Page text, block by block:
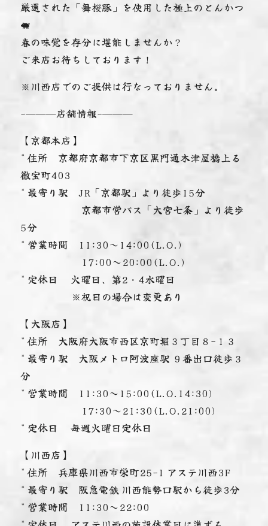
厳選された「舞桜豚」を使用した極上のとんかつ
🐖
春の味覚を存分に堪能しませんか？
ご来店お待ちしております！
※川西店でのご提供は行なっておりません。
-———店舗情報-———
【京都本店】
* 住所 京都府京都市下京区黒門通木津屋橋上る
徹宝町403
* 最寄り駅 JR「京都駅」より徒歩15分
京都市営バス「大宮七条」より徒歩
5分
* 営業時間 11:30～14:00(L.O.)
17:00～20:00(L.O.)
* 定休日 火曜日、第2・4水曜日
※祝日の場合は変更あり
【大阪店】
* 住所 大阪府大阪市西区京町堀３丁目８−１３
* 最寄り駅 大阪メトロ阿波座駅 ９番出口徒歩３
分
* 営業時間 11:30～15:00(L.O.14:30)
17:30～21:30(L.O.21:00)
* 定休日 毎週火曜日定休日
【川西店】
* 住所 兵庫県川西市栄町25-1 アステ川西3F
* 最寄り駅 阪急電鉄 川西能勢口駅から徒歩3分
* 営業時間 11:30～22:00